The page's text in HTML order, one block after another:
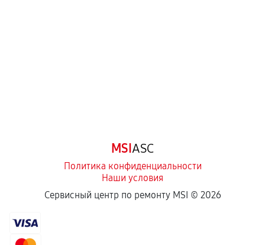
MSIASC
Политика конфиденциальности
Наши условия
Сервисный центр по ремонту MSI © 2026